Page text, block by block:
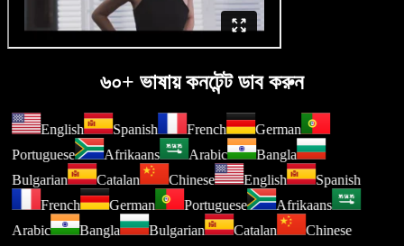
৬০+ ভাষায় কনটেন্ট ডাব করুন
English Spanish French
German
Portuguese
Afrikaans Arabic
Bangla
Bulgarian
Catalan Chinese English
Spanish
French
German Portuguese
Afrikaans
Arabic
Bangla Bulgarian Catalan Chinese